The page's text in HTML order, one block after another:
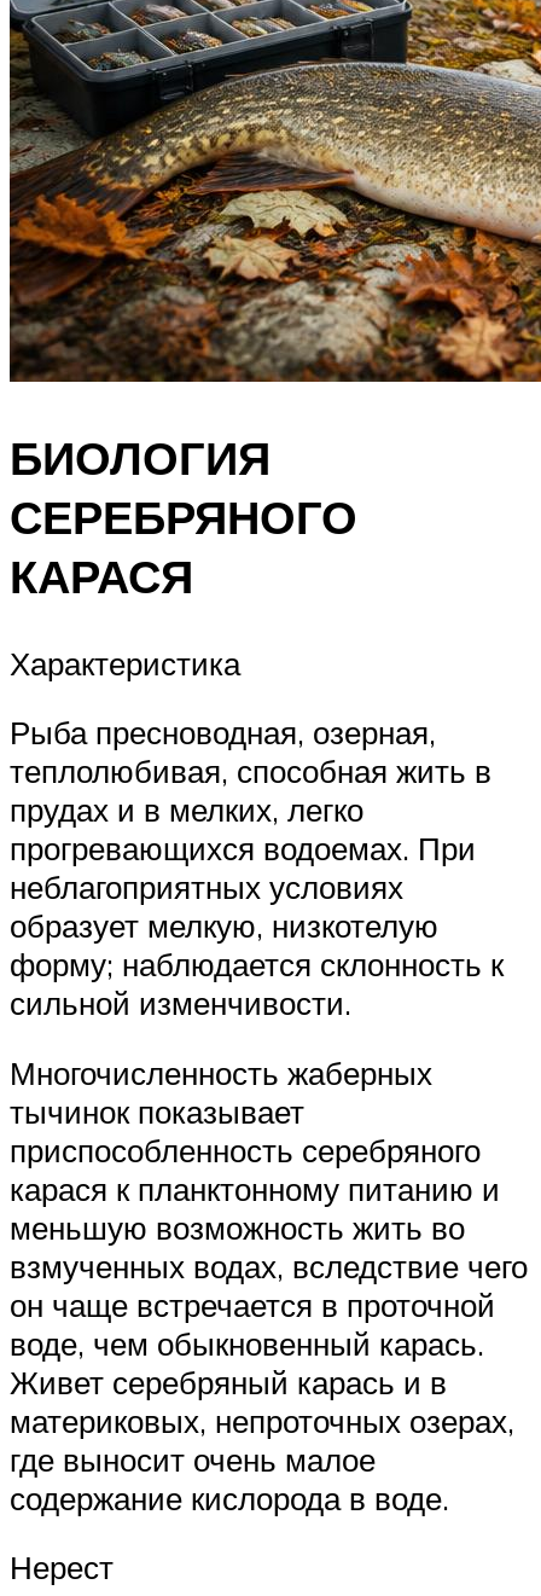
БИОЛОГИЯ
СЕРЕБРЯНОГО
КАРАСЯ
Характеристика
Рыба пресноводная, озерная,
теплолюбивая, способная жить в
прудах и в мелких, легко
прогревающихся водоемах. При
неблагоприятных условиях
образует мелкую, низкотелую
форму; наблюдается склонность к
сильной изменчивости.
Многочисленность жаберных
тычинок показывает
приспособленность серебряного
карася к планктонному питанию и
меньшую возможность жить во
взмученных водах, вследствие чего
он чаще встречается в проточной
воде, чем обыкновенный карась.
Живет серебряный карась и в
материковых, непроточных озерах,
где выносит очень малое
содержание кислорода в воде.
Нерест